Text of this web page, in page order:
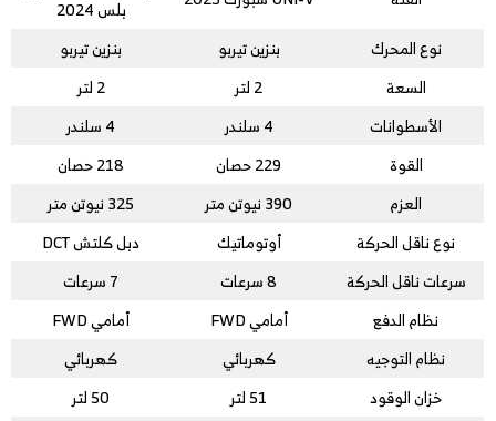
بلس 2024
نوع المحرك
بنزين تيربو
بنزين تيربو
السعة
2 لتر
2 لتر
الأسطوانات
4 سلندر
4 سلندر
القوة
229 حصان
218 حصان
العزم
390 نيوتن متر
325 نيوتن متر
نوع ناقل الحركة
أوتوماتيك
دبل كلتش DCT
سرعات ناقل الحركة
8 سرعات
7 سرعات
نظام الدفع
أمامي FWD
أمامي FWD
نظام التوجيه
كهربائي
كهربائي
خزان الوقود
51 لتر
50 لتر